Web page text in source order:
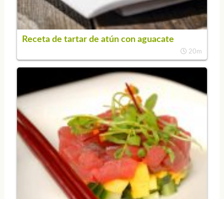
Receta de tartar de atún con aguacate
20m